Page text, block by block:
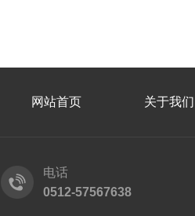
网站首页 关于我们
电话
0512-57567638